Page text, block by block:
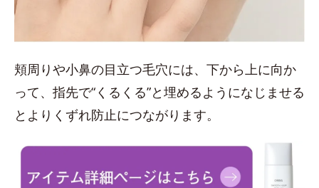
頬周りや小鼻の目立つ毛穴には、下から上に向か
って、指先で“くるくる”と埋めるようになじませる
とよりくずれ防止につながります。